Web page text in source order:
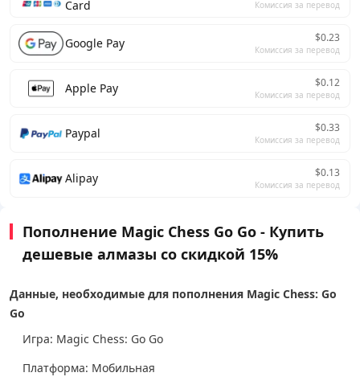
Card
Комиссия за перевод
Google Pay $0.23
Комиссия за перевод
Apple Pay $0.12
Комиссия за перевод
Paypal $0.33
Комиссия за перевод
Alipay $0.13
Комиссия за перевод
Пополнение Magic Chess Go Go - Купить
дешевые алмазы со скидкой 15%
Данные, необходимые для пополнения Magic Chess: Go
Go
Игра: Magic Chess: Go Go
Платформа: Мобильная